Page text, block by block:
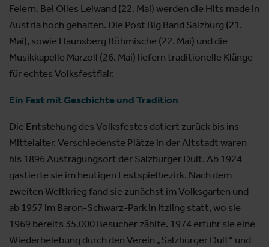
Feiern. Bei Olles Leiwand (22. Mai) werden die Hits made in
Austria hoch gehalten. Die Post Big Band Salzburg (21.
Mai), sowie Haunsberg Böhmische (22. Mai) und die
Musikkapelle Marzoll (26. Mai) liefern traditionelle Klänge
für echtes Volksfestflair.
Ein Fest mit Geschichte und Tradition
Die Entstehung des Volksfestes datiert zurück bis ins
Mittelalter. Verschiedenste Plätze in der Altstadt waren
bis 1896 Austragungsort der Salzburger Dult. Ab 1924
gastierte sie im heutigen Festspielbezirk. Nach dem
zweiten Weltkrieg fand sie zunächst im Volksgarten und
ab 1957 im Baron-Schwarz-Park in Itzling statt, wo sie
1969 bereits 35.000 Besucher zählte. 1974 erfuhr sie eine
Wiederbelebung durch den Verein „Salzburger Dult“ und